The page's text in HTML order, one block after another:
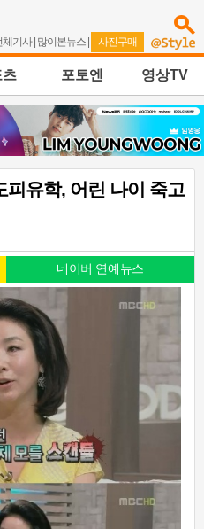
체기사| 많이본뉴스 | 사진구매
츠 포토엔 영상TV
피유학, 어린 나이 죽고
네이버 연예뉴스